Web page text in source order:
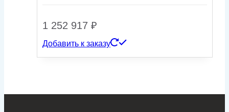
1 252 917 ₽
Добавить к заказу